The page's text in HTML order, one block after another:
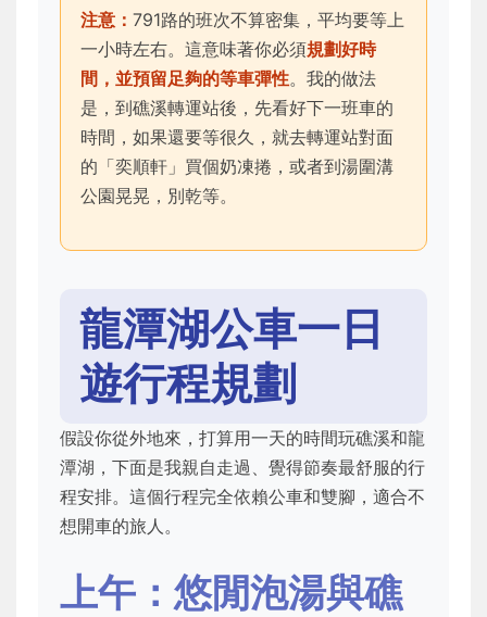
注意： 791路的班次不算密集，平均要等上
一小時左右。這意味著你必須規劃好時
間，並預留足夠的等車彈性。我的做法
是，到礁溪轉運站後，先看好下一班車的
時間，如果還要等很久，就去轉運站對面
的「奕順軒」買個奶凍捲，或者到湯圍溝
公園晃晃，別乾等。
龍潭湖公車一日
遊行程規劃
假設你從外地來，打算用一天的時間玩礁溪和龍
潭湖，下面是我親自走過、覺得節奏最舒服的行
程安排。這個行程完全依賴公車和雙腳，適合不
想開車的旅人。
上午：悠閒泡湯與礁